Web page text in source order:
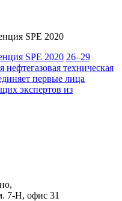
SPE 2020
SPE 2020 26–29
нефтегазовая техническая
первые лица
экспертов из
7-Н, офис 31